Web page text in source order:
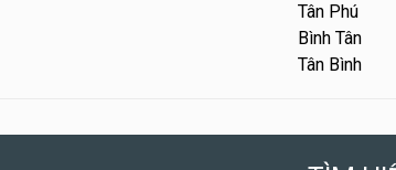
Tân Phú
Bình Tân
Tân Bình